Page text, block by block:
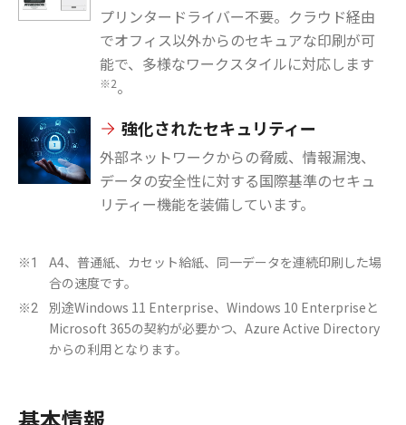
プリンタードライバー不要。クラウド経由
でオフィス以外からのセキュアな印刷が可
能で、多様なワークスタイルに対応します
※2。
強化されたセキュリティー
外部ネットワークからの脅威、情報漏洩、
データの安全性に対する国際基準のセキュ
リティー機能を装備しています。
※1
A4、普通紙、カセット給紙、同一データを連続印刷した場
合の速度です。
※2
別途Windows 11 Enterprise、Windows 10 Enterpriseと
Microsoft 365の契約が必要かつ、Azure Active Directory
からの利用となります。